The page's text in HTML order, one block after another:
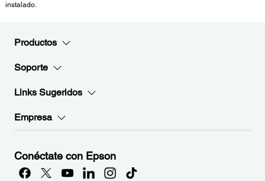
instalado.
Productos
Soporte
Links Sugeridos
Empresa
Conéctate con Epson